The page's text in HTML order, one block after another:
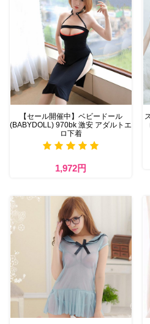
【セール開催中】ベビードール
(BABYDOLL) 970bk 激安 アダルトエ
ロ下着
1,972円